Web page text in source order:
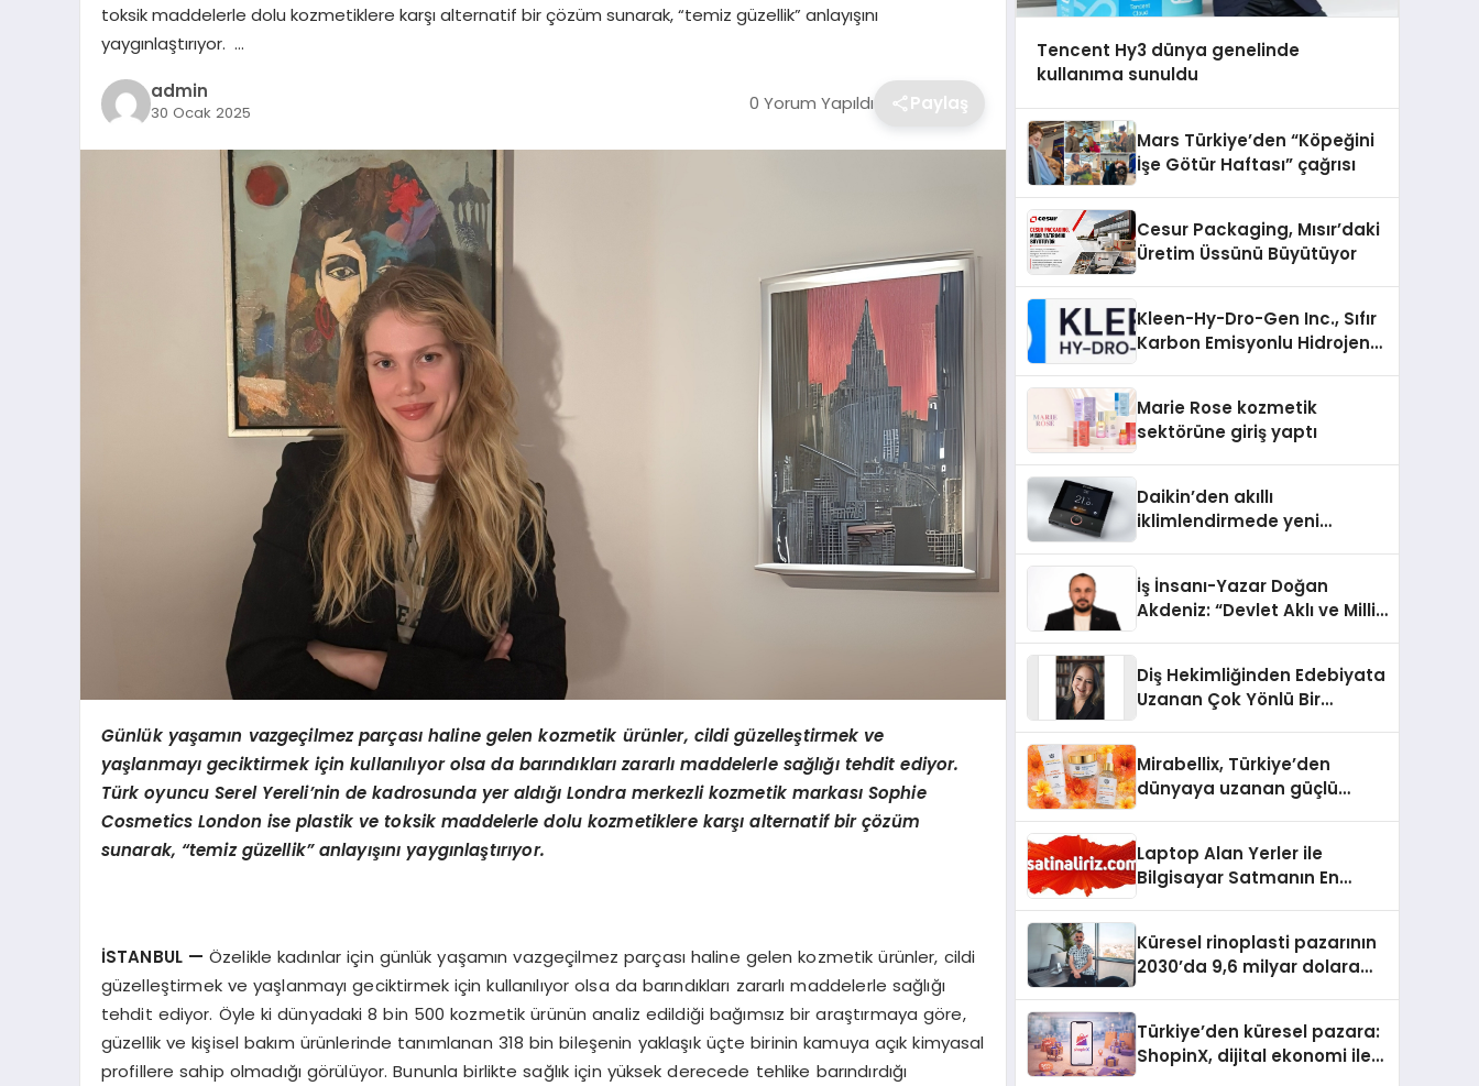
toksik maddelerle dolu kozmetiklere karşı alternatif bir çözüm sunarak, “temiz güzellik” anlayışını
yaygınlaştırıyor. …
admin
30 Ocak 2025 0 Yorum Yapıldı Paylaş
Günlük yaşamın vazgeçilmez parçası haline gelen kozmetik ürünler, cildi güzelleştirmek ve
yaşlanmayı geciktirmek için kullanılıyor olsa da barındıkları zararlı maddelerle sağlığı tehdit ediyor.
Türk oyuncu Serel Yereli’nin de kadrosunda yer aldığı Londra merkezli kozmetik markası Sophie
Cosmetics London ise plastik ve toksik maddelerle dolu kozmetiklere karşı alternatif bir çözüm
sunarak, “temiz güzellik” anlayışını yaygınlaştırıyor.
İSTANBUL — Özelikle kadınlar için günlük yaşamın vazgeçilmez parçası haline gelen kozmetik ürünler, cildi
güzelleştirmek ve yaşlanmayı geciktirmek için kullanılıyor olsa da barındıkları zararlı maddelerle sağlığı
tehdit ediyor. Öyle ki dünyadaki 8 bin 500 kozmetik ürünün analiz edildiği bağımsız bir araştırmaya göre,
güzellik ve kişisel bakım ürünlerinde tanımlanan 318 bin bileşenin yaklaşık üçte birinin kamuya açık kimyasal
profillere sahip olmadığı görülüyor. Bununla birlikte sağlık için yüksek derecede tehlike barındırdığı
Tencent Hy3 dünya genelinde
kullanıma sunuldu
Mars Türkiye’den “Köpeğini
İşe Götür Haftası” çağrısı
Cesur Packaging, Mısır’daki
Üretim Üssünü Büyütüyor
Kleen-Hy-Dro-Gen Inc., Sıfır
Karbon Emisyonlu Hidrojen
Aldı
Marie Rose kozmetik
sektörüne giriş yaptı
Daikin’den akıllı
iklimlendirmede yeni
İş İnsanı-Yazar Doğan
Akdeniz: “Devlet Aklı ve Milli
Diş Hekimliğinden Edebiyata
Uzanan Çok Yönlü Bir
Mirabellix, Türkiye’den
dünyaya uzanan güçlü
Laptop Alan Yerler ile
Bilgisayar Satmanın En
Küresel rinoplasti pazarının
2030’da 9,6 milyar dolara
Türkiye’den küresel pazara:
ShopinX, dijital ekonomi ile